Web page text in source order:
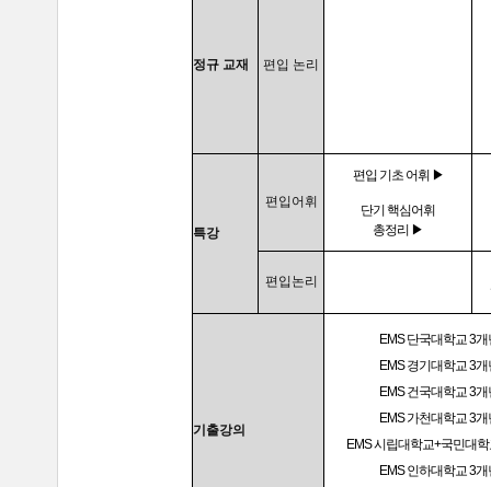
정규 교재 편입 논리
특강
편입어휘
편입 기초 어휘 ▶
단기 핵심어휘
총정리 ▶
편입논리
기출강의
EMS 단국대학교 3
EMS 경기대학교 3
EMS 건국대학교 3
EMS 가천대학교 3
EMS 시립대학교+국민대
EMS 인하대학교 3